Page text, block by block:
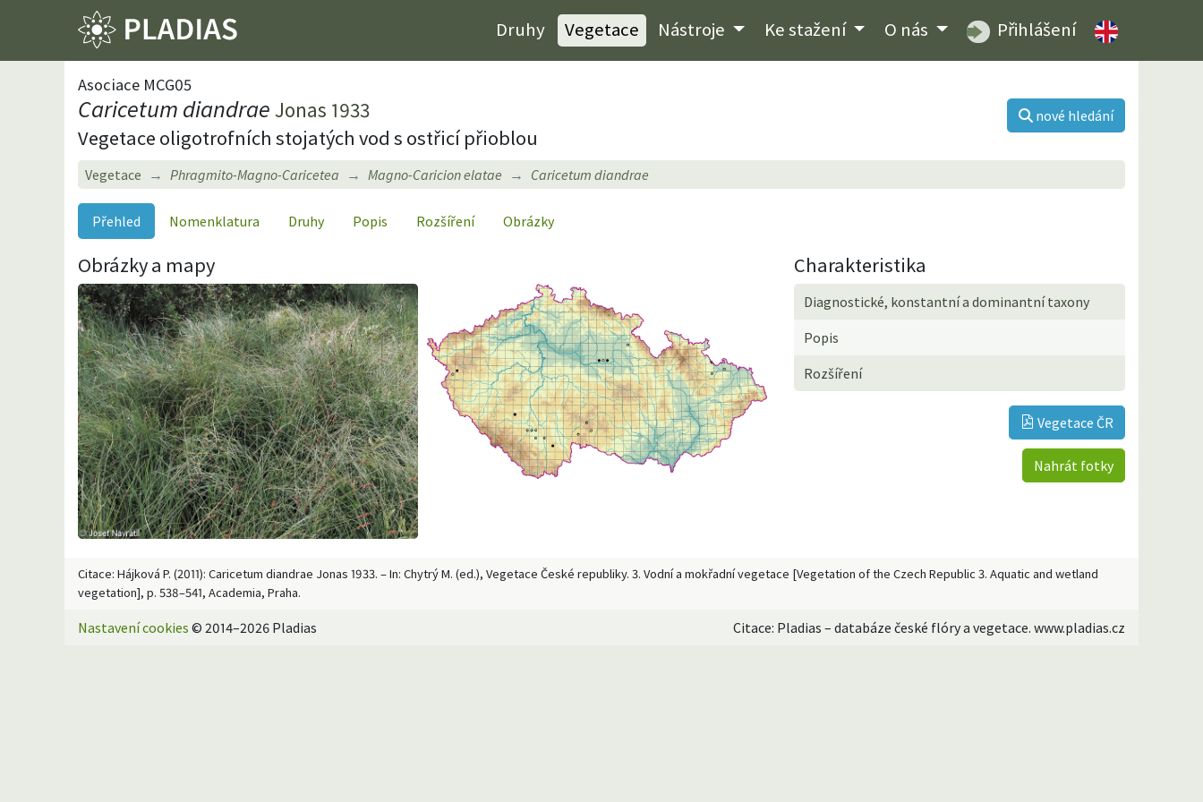
Druhy Vegetace Nástroje Ke stažení O nás Přihlášení
Asociace MCG05
Caricetum diandrae Jonas 1933
Vegetace oligotrofních stojatých vod s ostřicí přioblou
nové hledání
Vegetace Phragmito-Magno-Caricetea Magno-Caricion elatae Caricetum diandrae
Přehled Nomenklatura Druhy Popis Rozšíření Obrázky
Obrázky a mapy Charakteristika
Diagnostické, konstantní a dominantní taxony
Popis
Rozšíření
Vegetace ČR
Nahrát fotky
Citace: Hájková P. (2011): Caricetum diandrae Jonas 1933. – In: Chytrý M. (ed.), Vegetace České republiky. 3. Vodní a mokřadní vegetace [Vegetation of the Czech Republic 3. Aquatic and wetland
vegetation], p. 538–541, Academia, Praha.
Nastavení cookies © 2014–2026 Pladias Citace: Pladias – databáze české flóry a vegetace. www.pladias.cz